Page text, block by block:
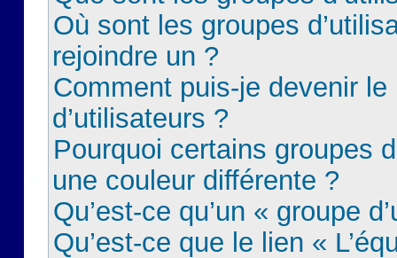
Où sont les groupes
rejoindre un ?
Comment puis-je devenir le
d’utilisateurs ?
Pourquoi certains groupes
une couleur différente ?
Qu’est-ce qu’un « groupe
Qu’est-ce que le lien «